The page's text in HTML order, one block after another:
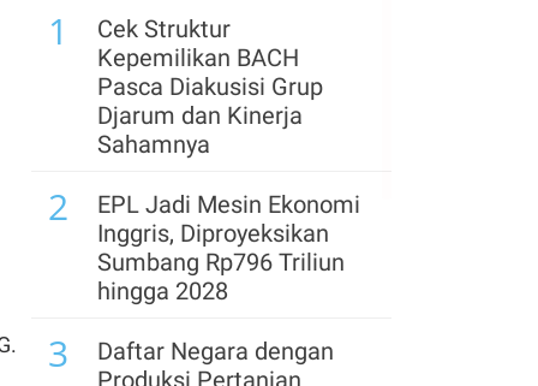
6
Pemerintah Perpanjang
Penempatan Dana Rp
200 Triliun di Bank BUMN
hingga Juli 2027
Marketplace Ditunda 1
November 2026,
Pedagang Minta
Kepastian Aturan
8
BGN: MBG Tak Ganggu
Jam Belajar, Guru Justru
1
Cek Struktur
Kepemilikan BACH
Pasca Diakusisi Grup
Djarum dan Kinerja
Sahamnya
2
EPL Jadi Mesin Ekonomi
Inggris, Diproyeksikan
Sumbang Rp796 Triliun
hingga 2028
3
Daftar Negara dengan
Produksi Pertanian